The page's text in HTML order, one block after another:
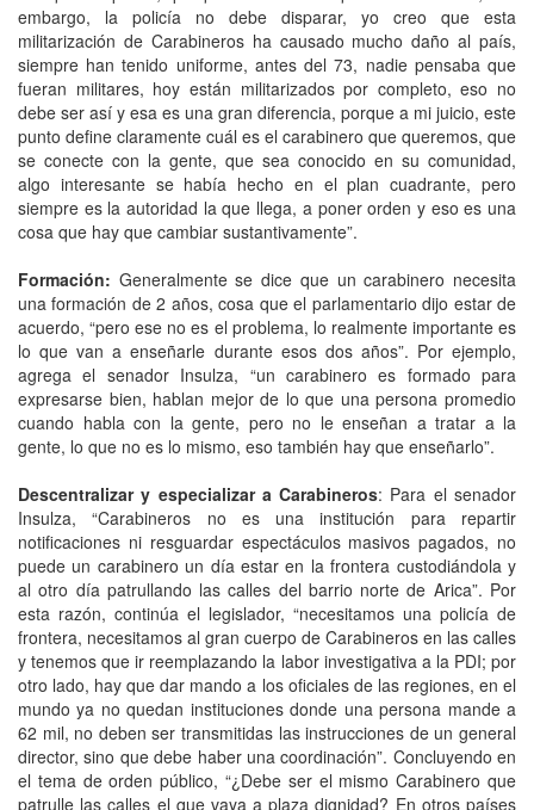
embargo, la policía no debe disparar, yo creo que esta
militarización de Carabineros ha causado mucho daño al país,
siempre han tenido uniforme, antes del 73, nadie pensaba que
fueran militares, hoy están militarizados por completo, eso no
debe ser así y esa es una gran diferencia, porque a mi juicio, este
punto define claramente cuál es el carabinero que queremos, que
se conecte con la gente, que sea conocido en su comunidad,
algo interesante se había hecho en el plan cuadrante, pero
siempre es la autoridad la que llega, a poner orden y eso es una
cosa que hay que cambiar sustantivamente”.
Formación: Generalmente se dice que un carabinero necesita
una formación de 2 años, cosa que el parlamentario dijo estar de
acuerdo, “pero ese no es el problema, lo realmente importante es
lo que van a enseñarle durante esos dos años”. Por ejemplo,
agrega el senador Insulza, “un carabinero es formado para
expresarse bien, hablan mejor de lo que una persona promedio
cuando habla con la gente, pero no le enseñan a tratar a la
gente, lo que no es lo mismo, eso también hay que enseñarlo”.
Descentralizar y especializar a Carabineros: Para el senador
Insulza, “Carabineros no es una institución para repartir
notificaciones ni resguardar espectáculos masivos pagados, no
puede un carabinero un día estar en la frontera custodiándola y
al otro día patrullando las calles del barrio norte de Arica”. Por
esta razón, continúa el legislador, “necesitamos una policía de
frontera, necesitamos al gran cuerpo de Carabineros en las calles
y tenemos que ir reemplazando la labor investigativa a la PDI; por
otro lado, hay que dar mando a los oficiales de las regiones, en el
mundo ya no quedan instituciones donde una persona mande a
62 mil, no deben ser transmitidas las instrucciones de un general
director, sino que debe haber una coordinación”. Concluyendo en
el tema de orden público, “¿Debe ser el mismo Carabinero que
patrulle las calles el que vaya a plaza dignidad? En otros países